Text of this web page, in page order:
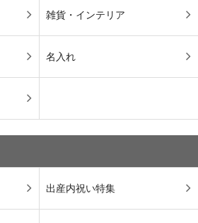
雑貨・インテリア
名入れ
出産内祝い特集